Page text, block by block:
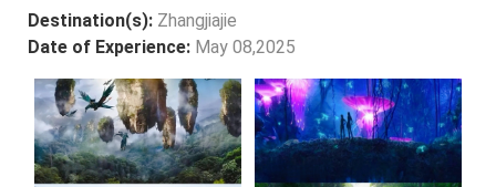
Destination(s): Zhangjiajie
Date of Experience: May 08,2025